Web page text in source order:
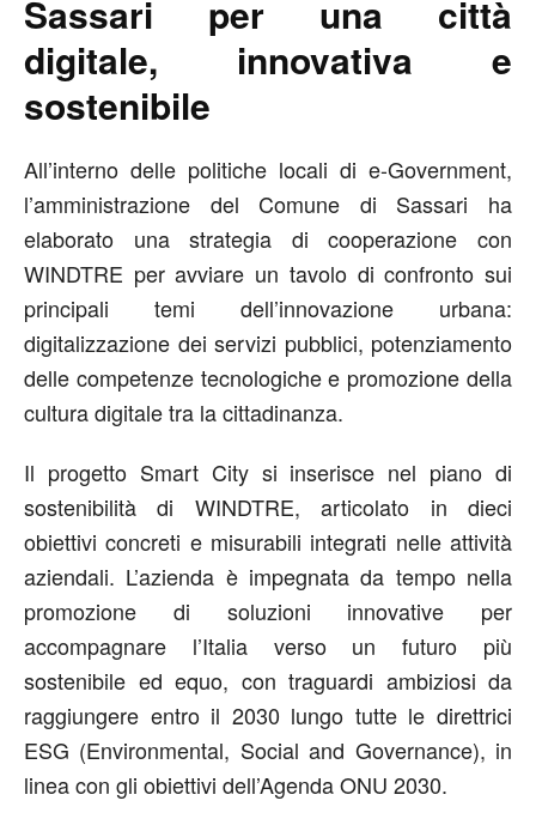
Sassari per una città
digitale, innovativa e
sostenibile
All’interno delle politiche locali di e-Government,
l’amministrazione del Comune di Sassari ha
elaborato una strategia di cooperazione con
WINDTRE per avviare un tavolo di confronto sui
principali temi dell’innovazione urbana:
digitalizzazione dei servizi pubblici, potenziamento
delle competenze tecnologiche e promozione della
cultura digitale tra la cittadinanza.
Il progetto Smart City si inserisce nel piano di
sostenibilità di WINDTRE, articolato in dieci
obiettivi concreti e misurabili integrati nelle attività
aziendali. L’azienda è impegnata da tempo nella
promozione di soluzioni innovative per
accompagnare l’Italia verso un futuro più
sostenibile ed equo, con traguardi ambiziosi da
raggiungere entro il 2030 lungo tutte le direttrici
ESG (Environmental, Social and Governance), in
linea con gli obiettivi dell’Agenda ONU 2030.